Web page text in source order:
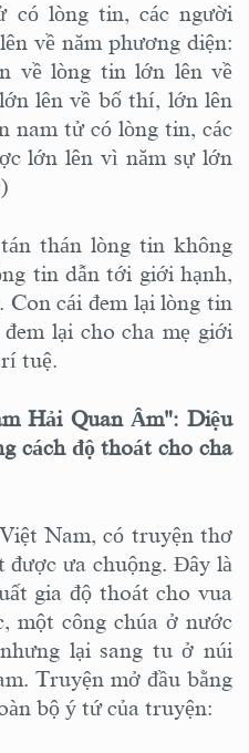
có lòng tin, các người
về năm phương diện:
về lòng tin lớn lên về
lên về bố thí, lớn lên
nam tử có lòng tin, các
lớn lên vì năm sự lớn
thán lòng tin không
tin dẫn tới giới hạnh,
cái đem lại lòng tin
lại cho cha mẹ giới
tuệ.
Hải Quan Âm": Diệu
cách độ thoát cho cha
Nam, có truyện thơ
ưa chuộng. Đây là
gia độ thoát cho vua
một công chúa ở nước
lại sang tu ở núi
Truyện mở đầu bằng
bộ ý tứ của truyện: